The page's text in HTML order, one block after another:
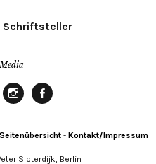
Schriftsteller
Seitenübersicht - Kontakt/Impressum
Sloterdijk, Berlin